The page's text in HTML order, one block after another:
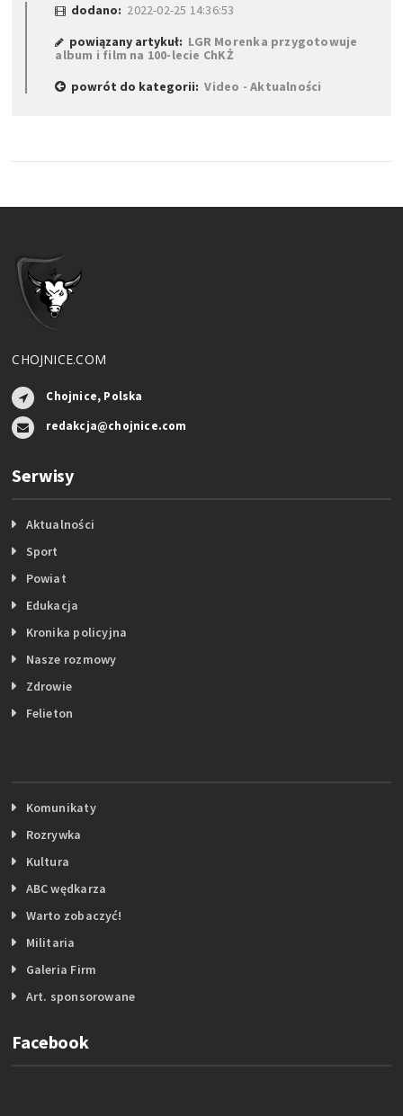
dodano: 2022-02-25 14:36:53
powiązany artykuł: LGR Morenka przygotowuje
album i film na 100-lecie ChKŻ
powrót do kategorii:Video - Aktualności
CHOJNICE.COM
Chojnice, Polska
redakcja@chojnice.com
Serwisy
Aktualności
Sport
Powiat
Edukacja
Kronika policyjna
Nasze rozmowy
Zdrowie
Felieton
Komunikaty
Rozrywka
Kultura
ABC wędkarza
Warto zobaczyć!
Militaria
Galeria Firm
Art. sponsorowane
Facebook